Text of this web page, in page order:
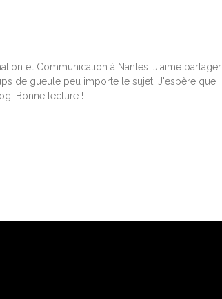
et Communication à Nantes. J'aime partager
de gueule peu importe le sujet. J'espère que
Bonne lecture !